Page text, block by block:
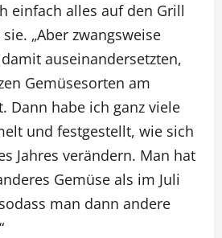
einfach alles auf den Grill
„Aber zwangsweise
auseinandersetzten,
Gemüsesorten am
Dann habe ich ganz viele
und festgestellt, wie sich
Jahres verändern. Man hat
Gemüse als im Juli
man dann andere